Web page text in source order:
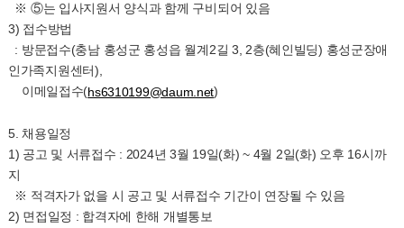
※ ⑤는 입사지원서 양식과 함께 구비되어 있음
3) 접수방법
: 방문접수(충남 홍성군 홍성읍 월계2길 3, 2층(혜인빌딩) 홍성군장애
인가족지원센터),
이메일접수(hs6310199@daum.net)
5. 채용일정
1) 공고 및 서류접수 : 2024년 3월 19일(화) ~ 4월 2일(화) 오후 16시까
지
※ 적격자가 없을 시 공고 및 서류접수 기간이 연장될 수 있음
2) 면접일정 : 합격자에 한해 개별통보